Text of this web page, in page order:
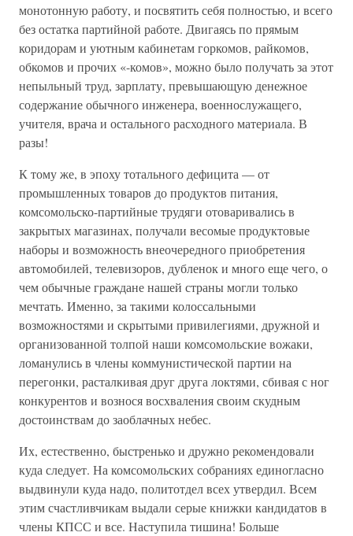
монотонную работу, и посвятить себя полностью, и всего
без остатка партийной работе. Двигаясь по прямым
коридорам и уютным кабинетам горкомов, райкомов,
обкомов и прочих «-комов», можно было получать за этот
непыльный труд, зарплату, превышающую денежное
содержание обычного инженера, военнослужащего,
учителя, врача и остального расходного материала. В
разы!
К тому же, в эпоху тотального дефицита — от
промышленных товаров до продуктов питания,
комсомольско-партийные трудяги отоваривались в
закрытых магазинах, получали весомые продуктовые
наборы и возможность внеочередного приобретения
автомобилей, телевизоров, дубленок и много еще чего, о
чем обычные граждане нашей страны могли только
мечтать. Именно, за такими колоссальными
возможностями и скрытыми привилегиями, дружной и
организованной толпой наши комсомольские вожаки,
ломанулись в члены коммунистической партии на
перегонки, расталкивая друг друга локтями, сбивая с ног
конкурентов и вознося восхваления своим скудным
достоинствам до заоблачных небес.
Их, естественно, быстренько и дружно рекомендовали
куда следует. На комсомольских собраниях единогласно
выдвинули куда надо, политотдел всех утвердил. Всем
этим счастливчикам выдали серые книжки кандидатов в
члены КПСС и все. Наступила тишина! Больше